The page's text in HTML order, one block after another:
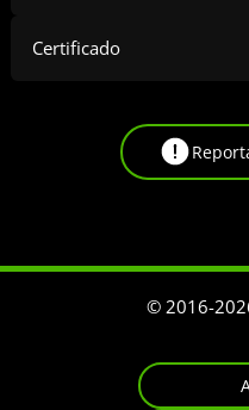
Certificado
© 2016-